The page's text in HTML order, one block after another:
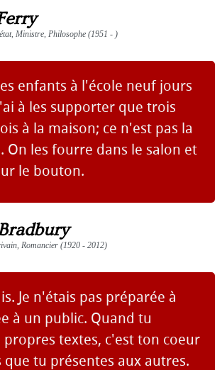
Ministre, Philosophe (1951 - )
enfants à l'école neuf jours
à les supporter que trois
à la maison; ce n'est pas la
On les fourre dans le salon et
le bouton.
Romancier (1920 - 2012)
Je n'étais pas préparée à
à un public. Quand tu
propres textes, c'est ton coeur
que tu présentes aux autres.